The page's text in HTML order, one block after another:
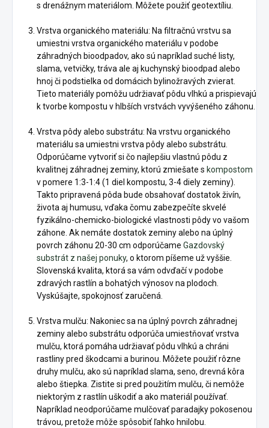
s drenážnym materiálom. Môžete použiť geotextíliu.
Vrstva organického materiálu: Na filtračnú vrstvu sa
umiestni vrstva organického materiálu v podobe
záhradných bioodpadov, ako sú napríklad suché listy,
slama, vetvičky, tráva ale aj kuchynský bioodpad alebo
hnoj či podstielka od domácich bylinožravých zvierat.
Tieto materiály pomôžu udržiavať pôdu vlhkú a prispievajú
k tvorbe kompostu v hlbších vrstvách vyvýšeného záhonu.
Vrstva pôdy alebo substrátu: Na vrstvu organického
materiálu sa umiestni vrstva pôdy alebo substrátu.
Odporúčame vytvoriť si čo najlepšiu vlastnú pôdu z
kvalitnej záhradnej zeminy, ktorú zmiešate s kompostom
v pomere 1:3-1:4 (1 diel kompostu, 3-4 diely zeminy).
Takto pripravená pôda bude obsahovať dostatok živín,
života aj humusu, vďaka čomu zabezpečíte skvelé
fyzikálno-chemicko-biologické vlastnosti pôdy vo vašom
záhone. Ak nemáte dostatok zeminy alebo na úplný
povrch záhonu 20-30 cm odporúčame Gazdovský
substrát z našej ponuky, o ktorom píšeme už vyššie.
Slovenská kvalita, ktorá sa vám odvďačí v podobe
zdravých rastlín a bohatých výnosov na plodoch.
Vyskúšajte, spokojnosť zaručená.
Vrstva mulču: Nakoniec sa na úplný povrch záhradnej
zeminy alebo substrátu odporúča umiestňovať vrstva
mulču, ktorá pomáha udržiavať pôdu vlhkú a chráni
rastliny pred škodcami a burinou. Môžete použiť rôzne
druhy mulču, ako sú napríklad slama, seno, drevná kôra
alebo štiepka. Zistite si pred použitím mulču, či nemôže
niektorým z rastlín uškodiť a ako materiál používať.
Napríklad neodporúčame mulčovať paradajky pokosenou
trávou, pretože môže spôsobiť ľahko hnilobu.